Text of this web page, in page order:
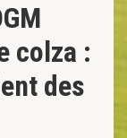
colza :
des